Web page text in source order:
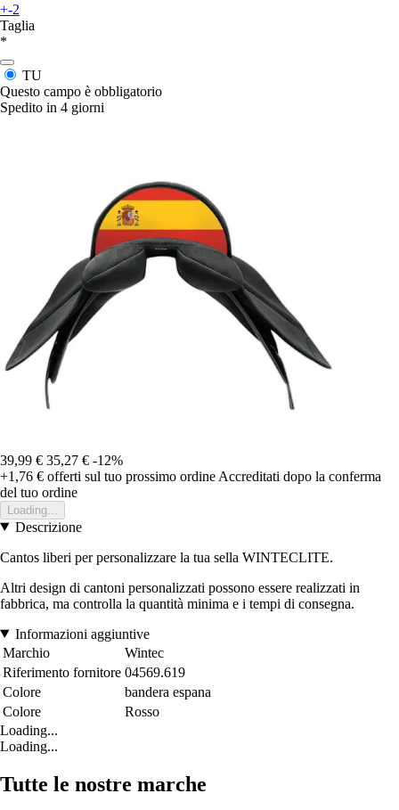
+-2
Taglia
*
TU
Questo campo è obbligatorio
Spedito in 4 giorni
39,99 € 35,27 € -12%
+1,76 € offerti sul tuo prossimo ordine Accreditati dopo la conferma
del tuo ordine
Loading...
Descrizione
Cantos liberi per personalizzare la tua sella WINTECLITE.
Altri design di cantoni personalizzati possono essere realizzati in
fabbrica, ma controlla la quantità minima e i tempi di consegna.
Informazioni aggiuntive
Marchio
Wintec
Riferimento fornitore 04569.619
Colore
bandera espana
Colore
Rosso
Loading...
Loading...
Tutte le nostre marche